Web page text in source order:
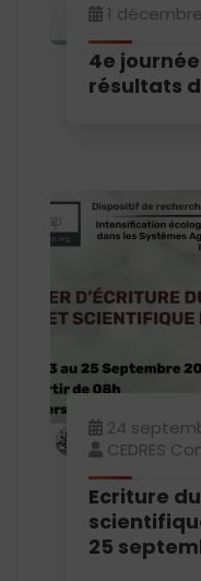
1
4e
résultats
24
CEDRES
Ecriture
25